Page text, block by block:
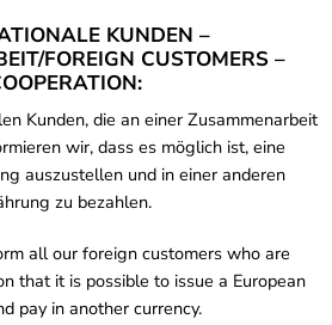
KUNDEN –
FOREIGN CUSTOMERS –
Kunden, die an einer Zusammenarbeit
wir, dass es möglich ist, eine
auszustellen und in einer anderen
zu bezahlen.
all our foreign customers who are
that it is possible to issue a European
pay in another currency.